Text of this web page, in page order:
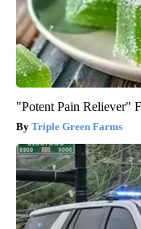
"Potent Pain Reliever"
Triple Green Farms